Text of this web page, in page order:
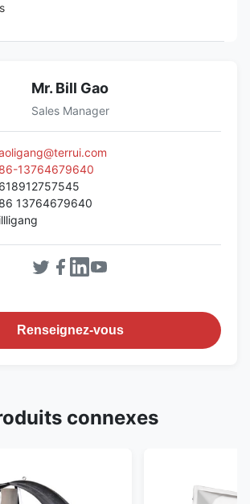
Mr. Bill Gao
Sales Manager
13764679640
13764679640
Renseignez-vous
connexes